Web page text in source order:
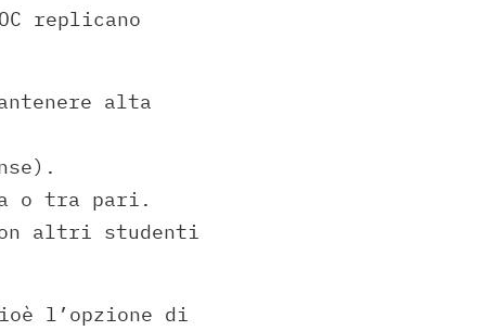
replicano
alta
o tra pari.
altri studenti
l’opzione di